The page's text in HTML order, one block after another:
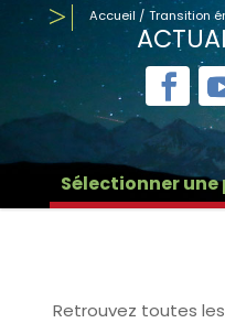
Accueil / Transition
Sélectionner une
Retrouvez toutes